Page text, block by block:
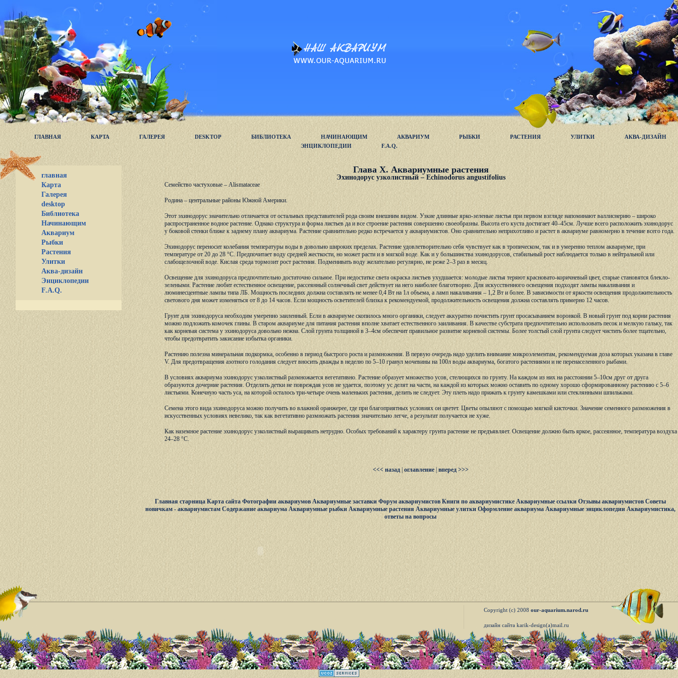
ГЛАВНАЯ КАРТА ГАЛЕРЕЯ DESKTOP БИБЛИОТЕКА НАЧИНАЮЩИМ АКВАРИУМ РЫБКИ РАСТЕНИЯ УЛИТКИ
АКВА-ДИЗАЙН
ЭНЦИКЛОПЕДИИ
F.A.Q.
главная
Карта
Галерея
desktop
Библиотека
Начинающим
Аквариум
Рыбки
Растения
Улитки
Аква-дизайн
Энциклопедии
F.A.Q.
Глава X. Аквариумные растения
Эхинодорус узколистный – Echinodorus angustifolius
Семейство частуховые – Alismataceae
Родина – центральные районы Южной Америки.
Этот эхинодорус значительно отличается от остальных представителей рода своим внешним видом. Узкие длинные ярко-зеленые листья при первом взгляде напоминают валлиснерию – широко
распространенное водное растение. Однако структура и форма листьев да и все строение растения совершенно своеобразны. Высота его куста достигает 40–45см. Лучше всего расположить эхинодорус
у боковой стенки ближе к заднему плану аквариума. Растение сравнительно редко встречается у аквариумистов. Оно сравнительно неприхотливо и растет в аквариуме равномерно в течение всего года.
Эхинодорус переносит колебания температуры воды в довольно широких пределах. Растение удовлетворительно себя чувствует как в тропическом, так и в умеренно теплом аквариуме, при
температуре от 20 до 28 °С. Предпочитает воду средней жесткости, но может расти и в мягкой воде. Как и у большинства эхинодорусов, стабильный рост наблюдается только в нейтральной или
слабощелочной воде. Кислая среда тормозит рост растения. Подменивать воду желательно регулярно, не реже 2–3 раз в месяц.
Освещение для эхинодоруса предпочтительно достаточно сильное. При недостатке света окраска листьев ухудшается: молодые листья теряют красновато-коричневый цвет, старые становятся блекло-
зелеными. Растение любит естественное освещение, рассеянный солнечный свет действует на него наиболее благотворно. Для искусственного освещения подходят лампы накаливания и
люминесцентные лампы типа ЛБ. Мощность последних должна составлять не менее 0,4 Вт на 1л объема, а ламп накаливания – 1,2 Вт и более. В зависимости от яркости освещения продолжительность
светового дня может изменяться от 8 до 14 часов. Если мощность осветителей близка к рекомендуемой, продолжительность освещения должна составлять примерно 12 часов.
Грунт для эхинодоруса необходим умеренно заиленный. Если в аквариуме скопилось много органики, следует аккуратно почистить грунт просасыванием воронкой. В новый грунт под корни растения
можно подложить комочек глины. В старом аквариуме для питания растения вполне хватает естественного заиливания. В качестве субстрата предпочтительно использовать песок и мелкую гальку, так
как корневая система у эхинодоруса довольно нежна. Слой грунта толщиной в 3–4см обеспечит правильное развитие корневой системы. Более толстый слой грунта следует чистить более тщательно,
чтобы предотвратить закисание избытка органики.
Растению полезна минеральная подкормка, особенно в период быстрого роста и размножения. В первую очередь надо уделить внимание микроэлементам, рекомендуемая доза которых указана в главе
V. Для предотвращения азотного голодания следует вносить дважды в неделю по 5–10 гранул мочевины на 100л воды аквариума, богатого растениями и не перенаселенного рыбами.
В условиях аквариума эхинодорус узколистный размножается вегетативно. Растение образует множество усов, стелющихся по грунту. На каждом из них на расстоянии 5–10см друг от друга
образуются дочерние растения. Отделять детки не повреждая усов не удается, поэтому ус делят на части, на каждой из которых можно оставить по одному хорошо сформированному растению с 5–6
листьями. Конечную часть уса, на которой осталось три-четыре очень маленьких растения, делить не следует. Эту плеть надо прижать к грунту камешками или стеклянными шпильками.
Семена этого вида эхинодоруса можно получить во влажной оранжерее, где при благоприятных условиях он цветет. Цветы опыляют с помощью мягкой кисточки. Значение семенного размножения в
искусственных условиях невелико, так как вегетативно размножать растения значительно легче, а результат получается не хуже.
Как наземное растение эхинодорус узколистный выращивать нетрудно. Особых требований к характеру грунта растение не предъявляет. Освещение должно быть яркое, рассеянное, температура воздуха
24–28 °С.
<<< назад оглавление вперед >>>
Главная старница Карта сайта Фотографии аквариумов Аквариумные заставки Форум аквариумистов Книги по аквариумистике Аквариумные ссылки Отзывы аквариумистов Советы
новичкам - аквариумистам Содержание аквариума Аквариумные рыбки Аквариумные растения Аквариумные улитки Оформление аквариума Аквариумные энциклопедии Аквариумистика,
ответы на вопросы
Copyright (c) 2008 our-aquarium.narod.ru
дизайн сайта karik-design(a)mail.ru